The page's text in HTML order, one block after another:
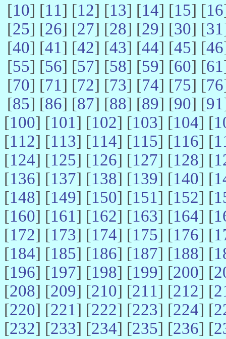
[10] [11] [12] [13] [14] [15] [16
[25] [26] [27] [28] [29] [30] [31
[40] [41] [42] [43] [44] [45] [46
[55] [56] [57] [58] [59] [60] [61
[70] [71] [72] [73] [74] [75] [76
[85] [86] [87] [88] [89] [90] [91
[100] [101] [102] [103] [104] [
[112] [113] [114] [115] [116] [
[124] [125] [126] [127] [128] [
[136] [137] [138] [139] [140] [
[148] [149] [150] [151] [152] [
[160] [161] [162] [163] [164] [
[172] [173] [174] [175] [176] [
[184] [185] [186] [187] [188] [
[196] [197] [198] [199] [200] [
[208] [209] [210] [211] [212] [
[220] [221] [222] [223] [224] [
[232] [233] [234] [235] [236] [